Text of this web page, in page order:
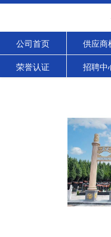
公司首页 供应商
荣誉认证 招聘中